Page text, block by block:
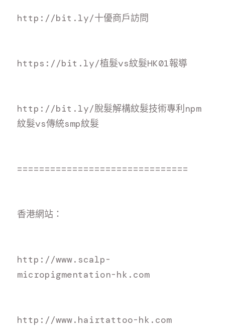
http://bit.ly/十優商戶訪問
https://bit.ly/植髮vs紋髮HK01報導
http://bit.ly/脫髮解構紋髮技術專利npm
紋髮vs傳統smp紋髮
===============================
香港網站：
http://www.scalp-
micropigmentation-hk.com
http://www.hairtattoo-hk.com